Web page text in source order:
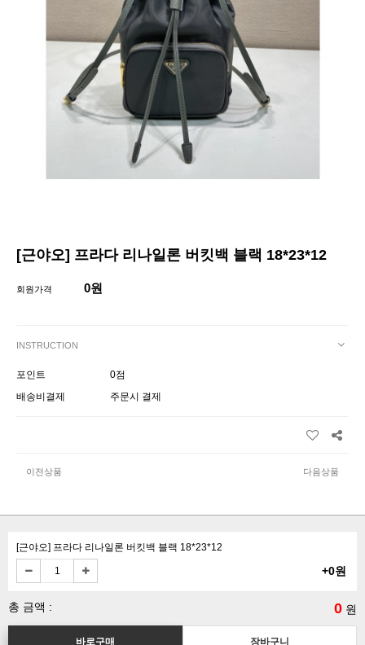
[근야오] 프라다 리나일론 버킷백 블랙 18*23*12
회원가격 0원
INSTRUCTION
포인트
0점
배송비결제
주문시 결제
이전상품 다음상품
[근야오] 프라다 리나일론 버킷백 블랙 18*23*12
+0원
총 금액 : 0 원